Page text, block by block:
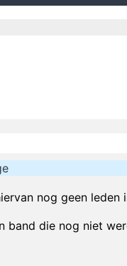
Pop is
They're Coming
you play, tell him 'pop'
songs than anything else.
Waterfall. I had
Blackface Twin. It
nog geen leden
band die nog niet